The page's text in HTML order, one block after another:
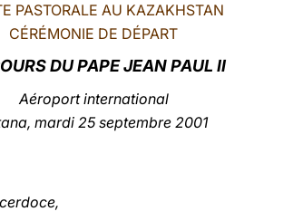
PASTORALE AU KAZAKHSTAN
CÉRÉMONIE DE DÉPART
DU PAPE JEAN PAUL II
Aéroport international
mardi 25 septembre 2001